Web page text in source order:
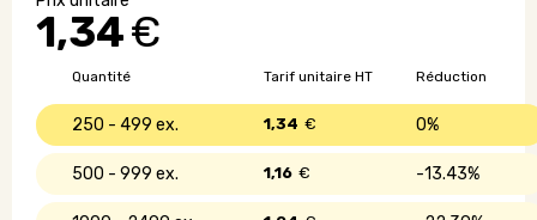
1,34€
rond
en
Quantité Réduction
Tarif unitaire HT
250 - 499 0%
1,34 €
500 - 999 13.43%
1,16 €